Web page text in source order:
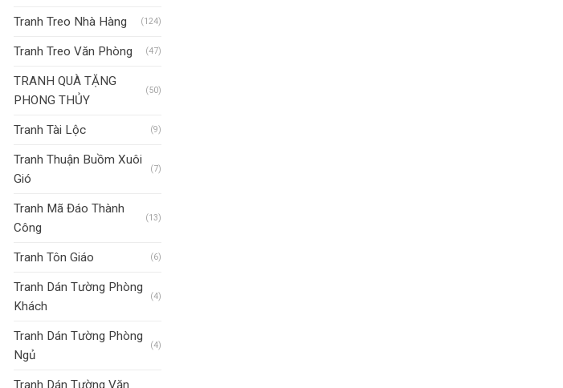
Tranh Treo Nhà Hàng (124)
Tranh Treo Văn Phòng (47)
TRANH QUÀ TẶNG
PHONG THỦY
(50)
Tranh Tài Lộc (9)
Tranh Thuận Buồm Xuôi
Gió
(7)
Tranh Mã Đáo Thành
Công
(13)
Tranh Tôn Giáo (6)
Tranh Dán Tường Phòng
Khách
(4)
Tranh Dán Tường Phòng
Ngủ
(4)
Tranh Dán Tường Văn